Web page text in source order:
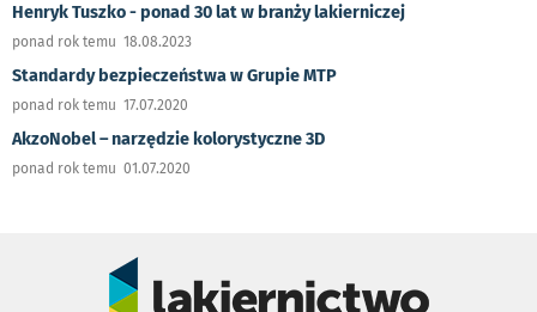
Henryk Tuszko - ponad 30 lat w branży lakierniczej
ponad rok temu 18.08.2023
Standardy bezpieczeństwa w Grupie MTP
ponad rok temu 17.07.2020
AkzoNobel – narzędzie kolorystyczne 3D
ponad rok temu 01.07.2020